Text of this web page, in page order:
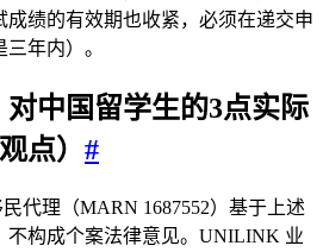
成绩的有效期也收紧，必须在递交申
年内）。
中国留学生的3点实际
点） #
代理（MARN 1687552）基于上述
不构成个案法律意见。UNILINK 业